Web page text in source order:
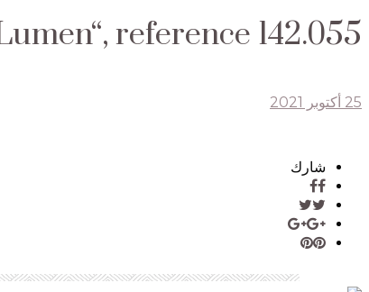
reference 142.055.
25 أكتوبر 2021
شارك